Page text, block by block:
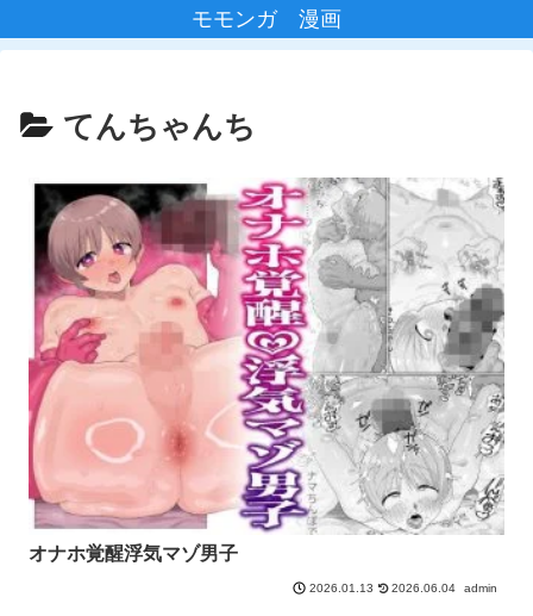
モモンガ 漫画
てんちゃんち
オナホ覚醒浮気マゾ男子
2026.01.13 2026.06.04 admin